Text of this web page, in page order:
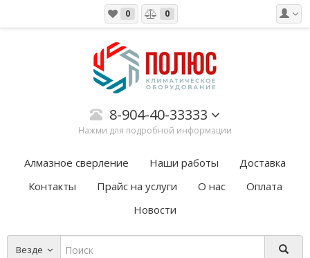
0 0
8-904-40-33333
Нажми для подробной информации
Алмазное сверление Наши работы
Доставка
Контакты
Прайс на услуги О нас
Оплата
Новости
Везде